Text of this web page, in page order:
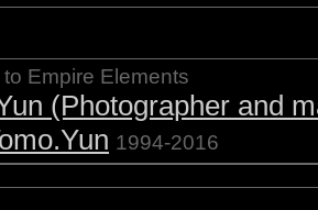
Empire Elements
(Photographer and
1994-2016